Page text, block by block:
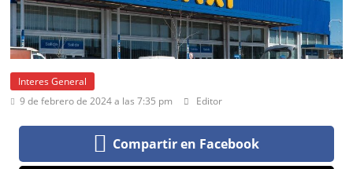
Interes General
9 de febrero de 2024 a las 7:35 pm
Editor
Compartir en Facebook